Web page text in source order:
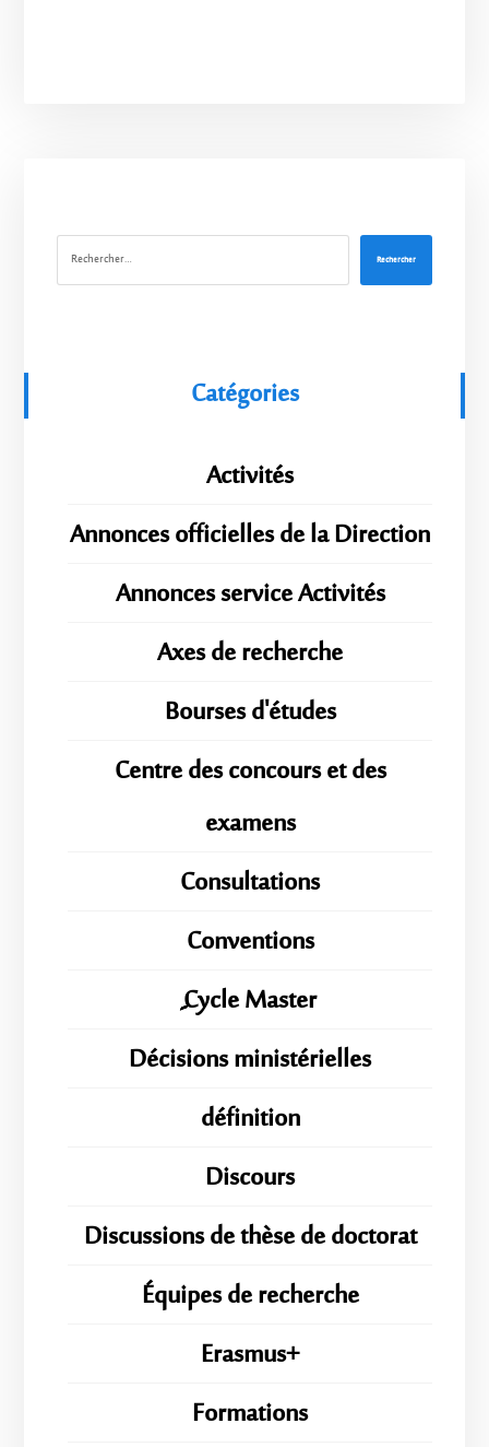
Rechercher
Catégories
Activités
Annonces officielles de la Direction
Annonces service Activités
Axes de recherche
Bourses d'études
Centre des concours et des
examens
Consultations
Conventions
ِِِCycle Master
Décisions ministérielles
définition
Discours
Discussions de thèse de doctorat
Équipes de recherche
Erasmus+
Formations